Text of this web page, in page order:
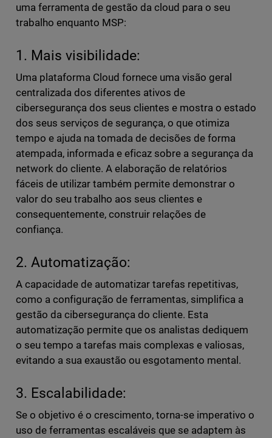
uma ferramenta de gestão da cloud para o seu
trabalho enquanto MSP:
1. Mais visibilidade:
Uma plataforma Cloud fornece uma visão geral
centralizada dos diferentes ativos de
cibersegurança dos seus clientes e mostra o estado
dos seus serviços de segurança, o que otimiza
tempo e ajuda na tomada de decisões de forma
atempada, informada e eficaz sobre a segurança da
network do cliente. A elaboração de relatórios
fáceis de utilizar também permite demonstrar o
valor do seu trabalho aos seus clientes e
consequentemente, construir relações de
confiança.
2. Automatização:
A capacidade de automatizar tarefas repetitivas,
como a configuração de ferramentas, simplifica a
gestão da cibersegurança do cliente. Esta
automatização permite que os analistas dediquem
o seu tempo a tarefas mais complexas e valiosas,
evitando a sua exaustão ou esgotamento mental.
3. Escalabilidade:
Se o objetivo é o crescimento, torna-se imperativo o
uso de ferramentas escaláveis que se adaptem às